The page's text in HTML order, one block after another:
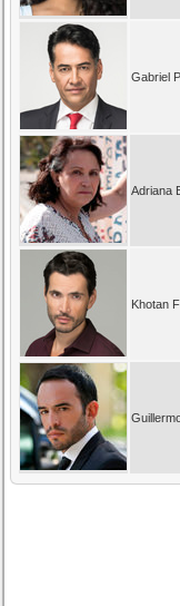
Gabriel
Adriana
Khotan